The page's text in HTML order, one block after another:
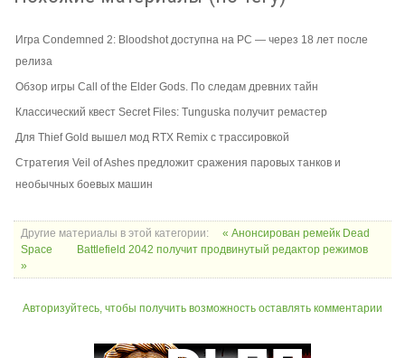
Игра Condemned 2: Bloodshot доступна на PC — через 18 лет после
релиза
Обзор игры Call of the Elder Gods. По следам древних тайн
Классический квест Secret Files: Tunguska получит ремастер
Для Thief Gold вышел мод RTX Remix с трассировкой
Стратегия Veil of Ashes предложит сражения паровых танков и
необычных боевых машин
Другие материалы в этой категории:
« Анонсирован ремейк Dead
Space
Battlefield 2042 получит продвинутый редактор режимов
»
Авторизуйтесь, чтобы получить возможность оставлять комментарии